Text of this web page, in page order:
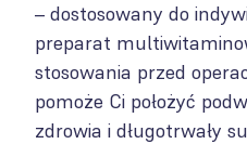
– dostosowany do
preparat
stosowania przed
pomoże Ci położyć
zdrowia i długotrwały